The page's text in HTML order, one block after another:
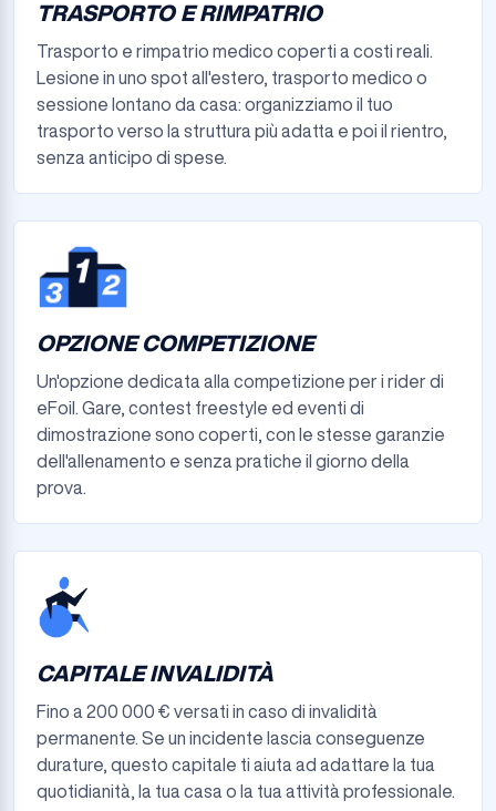
TRASPORTO E RIMPATRIO
Trasporto e rimpatrio medico coperti a costi reali.
Lesione in uno spot all'estero, trasporto medico o
sessione lontano da casa: organizziamo il tuo
trasporto verso la struttura più adatta e poi il rientro,
senza anticipo di spese.
OPZIONE COMPETIZIONE
Un'opzione dedicata alla competizione per i rider di
eFoil. Gare, contest freestyle ed eventi di
dimostrazione sono coperti, con le stesse garanzie
dell'allenamento e senza pratiche il giorno della
prova.
CAPITALE INVALIDITÀ
Fino a 200 000 € versati in caso di invalidità
permanente. Se un incidente lascia conseguenze
durature, questo capitale ti aiuta ad adattare la tua
quotidianità, la tua casa o la tua attività professionale.